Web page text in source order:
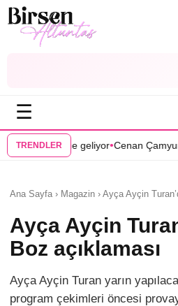
☰
TRENDLER
•Cenan Çamyurdu Karakuyu
Ana Sayfa › Magazin › Ayça Ayçin
Ayça Ayçin
Boz açıklaması
Ayça Ayçin Turan yarın
program çekimleri öncesi